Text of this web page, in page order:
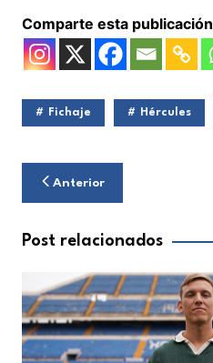
Comparte esta publicación
Fichaje Hércules
Navegación
de
entradas
Anterior
Post relacionados